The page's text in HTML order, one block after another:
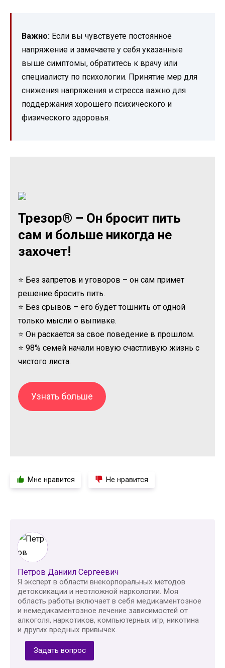
Важно: Если вы чувствуете постоянное
напряжение и замечаете у себя указанные
выше симптомы, обратитесь к врачу или
специалисту по психологии. Принятие мер для
снижения напряжения и стресса важно для
поддержания хорошего психического и
физического здоровья.
Трезор® – Он бросит пить
сам и больше никогда не
захочет!
⭐ Без запретов и уговоров – он сам примет
решение бросить пить.
⭐ Без срывов – его будет тошнить от одной
только мысли о выпивке.
⭐ Он раскается за свое поведение в прошлом.
⭐ 98% семей начали новую счастливую жизнь с
чистого листа.
Узнать больше
Мне нравится Не нравится
Петров Даниил Сергеевич
Я эксперт в области внекорпоральных методов
детоксикации и неотложной наркологии. Моя
область работы включает в себя медикаментозное
и немедикаментозное лечение зависимостей от
алкоголя, наркотиков, компьютерных игр, никотина
и других вредных привычек.
Задать вопрос